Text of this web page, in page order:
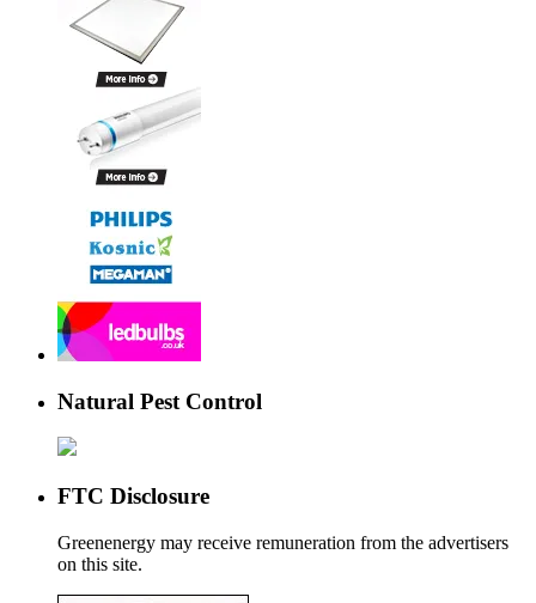
Natural Pest Control
FTC Disclosure
Greenenergy may receive remuneration from the advertisers
on this site.